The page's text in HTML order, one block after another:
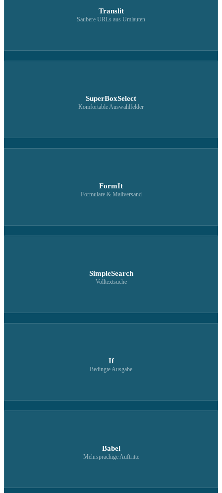
Translit
Saubere URLs aus Umlauten
SuperBoxSelect
Komfortable Auswahlfelder
FormIt
Formulare & Mailversand
SimpleSearch
Volltextsuche
If
Bedingte Ausgabe
Babel
Mehrsprachige Auftritte